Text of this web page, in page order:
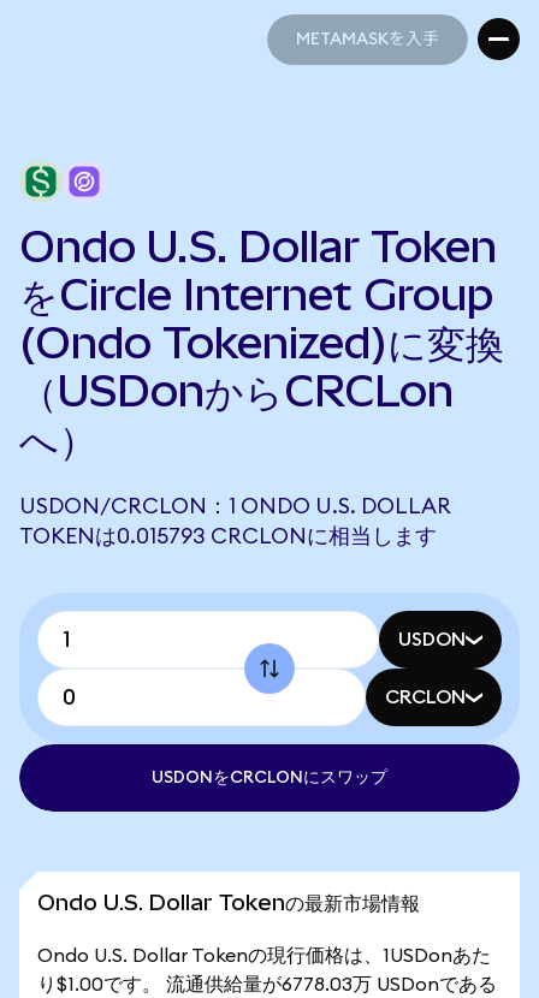
METAMASKを入手
Ondo U.S. Dollar Token
をCircle Internet Group
(Ondo Tokenized)に変換
（USDonからCRCLon
へ）
USDON/CRCLON：1 ONDO U.S. DOLLAR
TOKENは0.015793 CRCLONに相当します
USDON
CRCLON
USDONをCRCLONにスワップ
Ondo U.S. Dollar Tokenの最新市場情報
Ondo U.S. Dollar Tokenの現行価格は、1USDonあた
り$1.00です。 流通供給量が6778.03万 USDonである